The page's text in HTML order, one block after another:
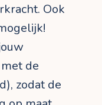
Ook
de
zodat de